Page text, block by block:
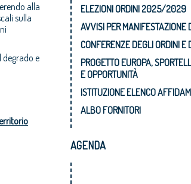
alla
sulla
e
ELEZIONI ORDINI 2025/2029
AVVISI PER MANIFESTAZIONE
CONFERENZE DEGLI ORDINI E
PROGETTO EUROPA,
E OPPORTUNITÀ
ISTITUZIONE ELENCO
ALBO FORNITORI
AGENDA